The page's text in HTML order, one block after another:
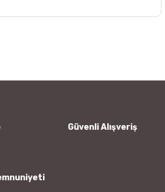
bulunuyor. Güvenli Alışveriş